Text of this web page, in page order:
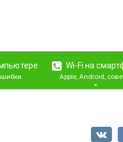
Wi-Fi на
Apple, Android,